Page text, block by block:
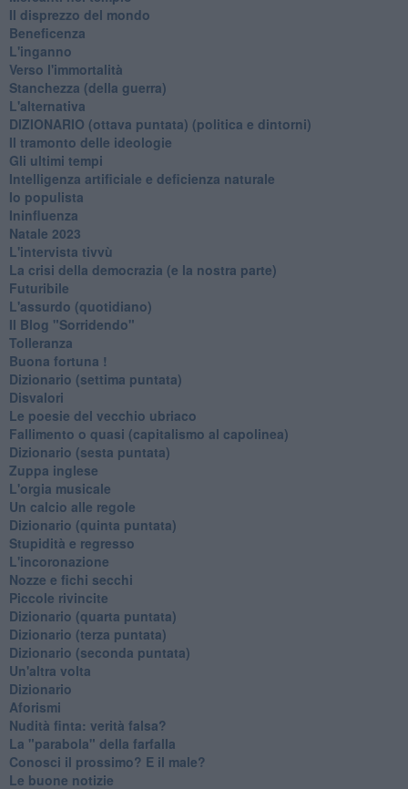
Il disprezzo del mondo
Beneficenza
L'inganno
Verso l'immortalità
Stanchezza (della guerra)
L'alternativa
​DIZIONARIO (ottava puntata) (politica e dintorni)
Il tramonto delle ideologie
Gli ultimi tempi
Intelligenza artificiale e deficienza naturale
Io populista
Ininfluenza
Natale 2023
L'intervista tivvù
La crisi della democrazia (e la nostra parte)
Futuribile
L'assurdo (quotidiano)
Il Blog "Sorridendo"
Tolleranza
Buona fortuna !
​Dizionario (settima puntata)
Disvalori
Le poesie del vecchio ubriaco
Fallimento o quasi (capitalismo al capolinea)
Dizionario (sesta puntata)
Zuppa inglese
L'orgia musicale
Un calcio alle regole
Dizionario (quinta puntata)
Stupidità e regresso
L'incoronazione
Nozze e fichi secchi
Piccole rivincite
​Dizionario (quarta puntata)
​Dizionario (terza puntata)
​Dizionario (seconda puntata)
Un'altra volta
Dizionario
Aforismi
Nudità finta: verità falsa?
La "parabola" della farfalla
Conosci il prossimo? E il male?
Le buone notizie